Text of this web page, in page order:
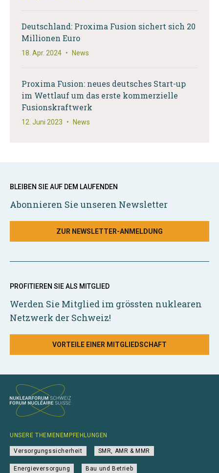
Deutschland: Proxima Fusion sichert sich 20
Millionen Euro
18. Apr. 2024 • News
Proxima Fusion: neues deutsches Start-up
im Wettlauf um das erste kommerzielle
Fusionskraftwerk
12. Juni 2023 • News
BLEIBEN SIE AUF DEM LAUFENDEN
Abonnieren Sie unseren Newsletter
ZUR NEWSLETTER-ANMELDUNG
PROFITIEREN SIE ALS MITGLIED
Werden Sie Mitglied im grössten nuklearen
Netzwerk der Schweiz!
VORTEILE EINER MITGLIEDSCHAFT
UNSERE THEMENEMPFEHLUNGEN
Versorgungssicherheit SMR, AMR & MMR
Energieversorgung Bau und Betrieb